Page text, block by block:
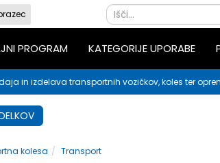
PROGRAM KATEGORIJE UPORABE
in izdelava transportnih vozičkov, koles ter
kolesa Transport